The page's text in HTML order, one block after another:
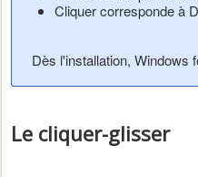
Cliquer corresponde à
Dès l'installation, Windows
Le cliquer-glisser